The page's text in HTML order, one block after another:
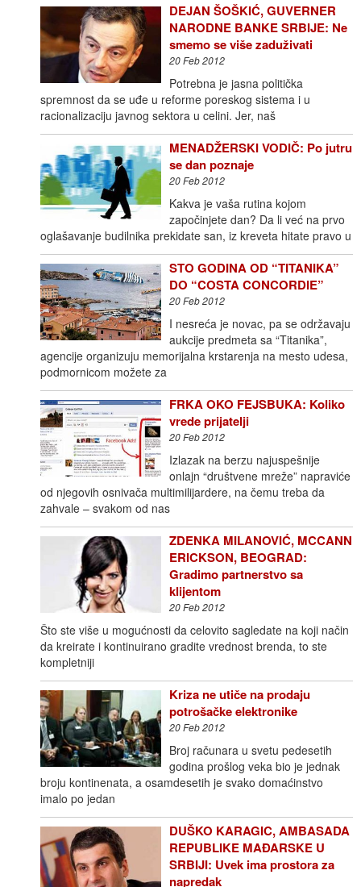
DEJAN ŠOŠKIĆ, GUVERNER
NARODNE BANKE SRBIJE: Ne
smemo se više zaduživati
20 Feb 2012
Potrebna je jasna politička
spremnost da se uđe u reforme poreskog sistema i u
racionalizaciju javnog sektora u celini. Jer, naš
MENADŽERSKI VODIČ: Po jutru
se dan poznaje
20 Feb 2012
Kakva je vaša rutina kojom
započinjete dan? Da li već na prvo
oglašavanje budilnika prekidate san, iz kreveta hitate pravo u
STO GODINA OD “TITANIKA”
DO “COSTA CONCORDIE”
20 Feb 2012
I nesreća je novac, pa se održavaju
aukcije predmeta sa “Titanika”,
agencije organizuju memorijalna krstarenja na mesto udesa,
podmornicom možete za
FRKA OKO FEJSBUKA: Koliko
vrede prijatelji
20 Feb 2012
Izlazak na berzu najuspešnije
onlajn “društvene mreže” napraviće
od njegovih osnivača multimilijardere, na čemu treba da
zahvale – svakom od nas
ZDENKA MILANOVIĆ, MCCANN
ERICKSON, BEOGRAD:
Gradimo partnerstvo sa
klijentom
20 Feb 2012
Što ste više u mogućnosti da celovito sagledate na koji način
da kreirate i kontinuirano gradite vrednost brenda, to ste
kompletniji
Kriza ne utiče na prodaju
potrošačke elektronike
20 Feb 2012
Broj računara u svetu pedesetih
godina prošlog veka bio je jednak
broju kontinenata, a osamdesetih je svako domaćinstvo
imalo po jedan
DUŠKO KARAGIC, AMBASADA
REPUBLIKE MAĐARSKE U
SRBIJI: Uvek ima prostora za
napredak